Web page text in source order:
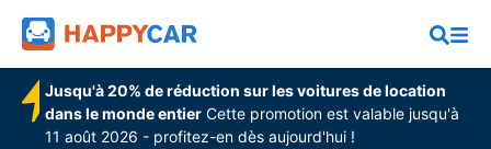
Jusqu'à 20% de réduction sur les voitures de location
dans le monde entier Cette promotion est valable jusqu'à
11 août 2026 - profitez-en dès aujourd'hui !